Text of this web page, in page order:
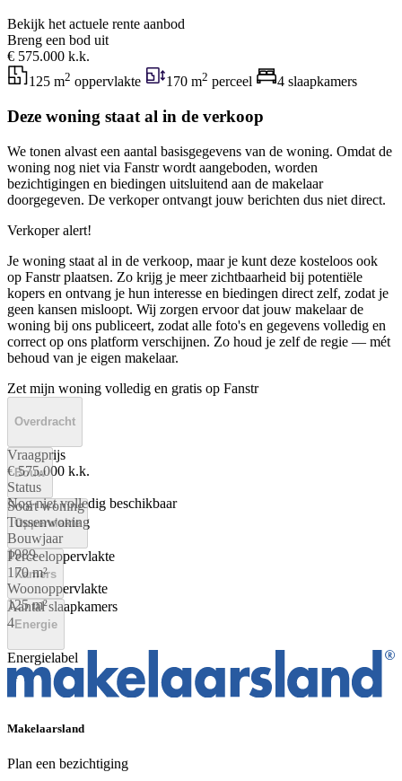
Bekijk het actuele rente aanbod
Breng een bod uit
€ 575.000 k.k.
125 m2 oppervlakte 170 m2 perceel 4 slaapkamers
Deze woning staat al in de verkoop
We tonen alvast een aantal basisgegevens van de woning. Omdat de
woning nog niet via Fanstr wordt aangeboden, worden
bezichtigingen en biedingen uitsluitend aan de makelaar
doorgegeven. De verkoper ontvangt jouw berichten dus niet direct.
Verkoper alert!
Je woning staat al in de verkoop, maar je kunt deze kosteloos ook
op Fanstr plaatsen. Zo krijg je meer zichtbaarheid bij potentiële
kopers en ontvang je hun interesse en biedingen direct zelf, zodat je
geen kansen misloopt. Wij zorgen ervoor dat jouw makelaar de
woning bij ons publiceert, zodat alle foto's en gegevens volledig en
correct op ons platform verschijnen. Zo houd je zelf de regie — mét
behoud van je eigen makelaar.
Zet mijn woning volledig en gratis op Fanstr
Overdracht
Vraagprijs
€ 575.000 k.k.
Status
Nog niet volledig beschikbaar
Bouw
Soort woning
Tussenwoning
Bouwjaar
1989
Oppervlakte
Perceeloppervlakte
170 m²
Woonoppervlakte
125 m²
Kamers
Aantal slaapkamers
4 Energie
Energielabel
A
Makelaarsland
Plan een bezichtiging